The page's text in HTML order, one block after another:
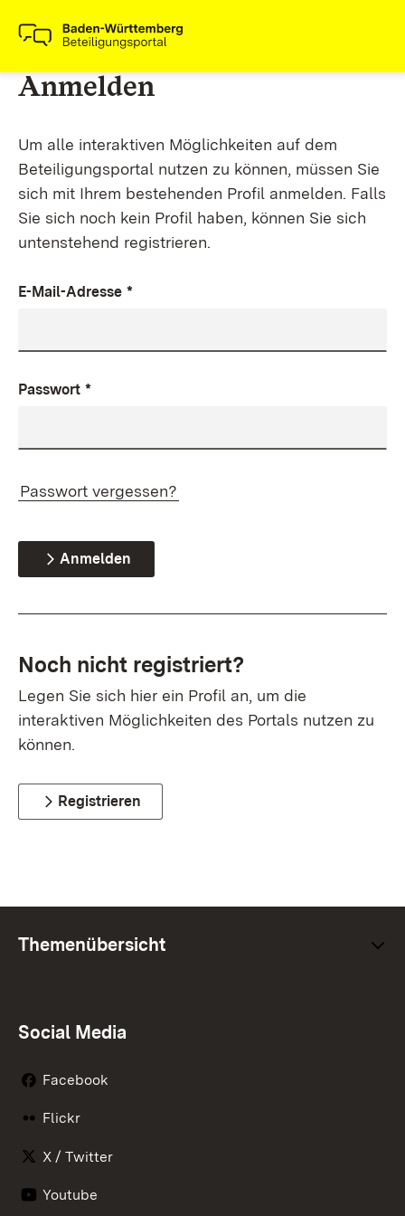
Anmelden
Um alle interaktiven Möglichkeiten auf dem
Beteiligungsportal nutzen zu können, müssen Sie
sich mit Ihrem bestehenden Profil anmelden. Falls
Sie sich noch kein Profil haben, können Sie sich
untenstehend registrieren.
E-Mail-Adresse *
Passwort *
Passwort vergessen?
Anmelden
Noch nicht registriert?
Legen Sie sich hier ein Profil an, um die
interaktiven Möglichkeiten des Portals nutzen zu
können.
Registrieren
Themenübersicht
Social Media
Facebook
Flickr
X / Twitter
Youtube